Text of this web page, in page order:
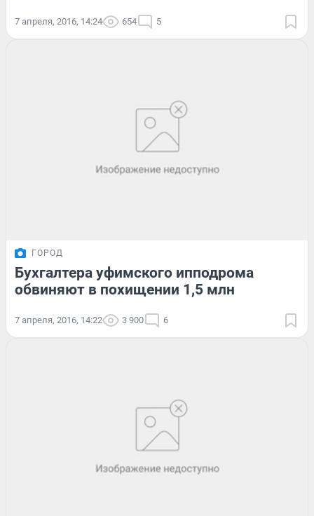
7 апреля, 2016, 14:24 654 5
ГОРОД
Бухгалтера уфимского ипподрома
обвиняют в похищении 1,5 млн
7 апреля, 2016, 14:22 3 900 6